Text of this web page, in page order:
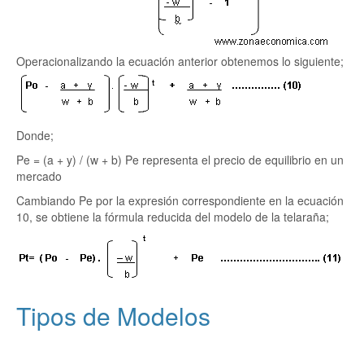
Operacionalizando la ecuación anterior obtenemos lo siguiente;
Donde;
Pe = (a + y) / (w + b) Pe representa el precio de equilibrio en un
mercado
Cambiando Pe por la expresión correspondiente en la ecuación
10, se obtiene la fórmula reducida del modelo de la telaraña;
Tipos de Modelos